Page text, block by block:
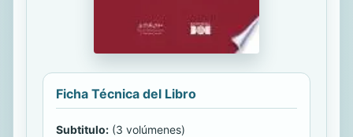
Ficha Técnica del Libro
Subtitulo: (3 volúmenes)